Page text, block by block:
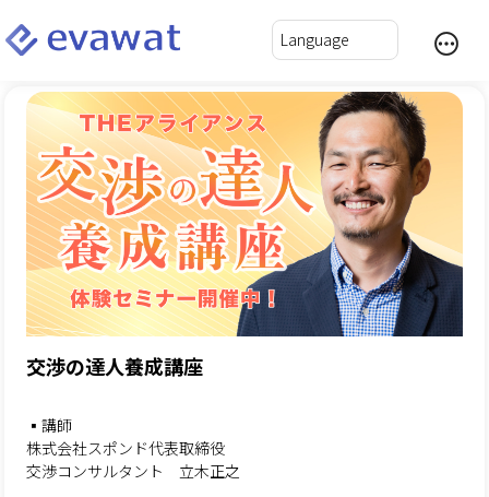
交渉の達人養成講座
▪️講師
株式会社スポンド代表取締役
交渉コンサルタント 立木正之